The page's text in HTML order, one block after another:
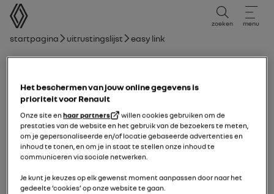
Gebruikershandleiding
zoeken menu
broodkruimelnavigatie
Startpagina Uitrustingslijst easy link
easy link
20/11/2018naar21/04/2025
Handmatig pdf-gids zoeken
easy link Navigatie
Het beschermen van jouw online gegevens is
prioriteit voor Renault
Onze site enhaar partners
willen cookies gebruiken om de
prestaties van de website en het gebruik van de bezoekers te meten,
om je gepersonaliseerde en/of locatie gebaseerde advertenties en
inhoud te tonen, en om je in staat te stellen onze inhoud te
communiceren via sociale netwerken.
Je kunt je keuzes op elk gewenst moment aanpassen door naar het
gedeelte ‘cookies’ op onze website te gaan.